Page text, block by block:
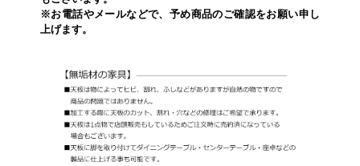
※お電話やメールなどで、予め商品のご確認をお願い申し
上げます。